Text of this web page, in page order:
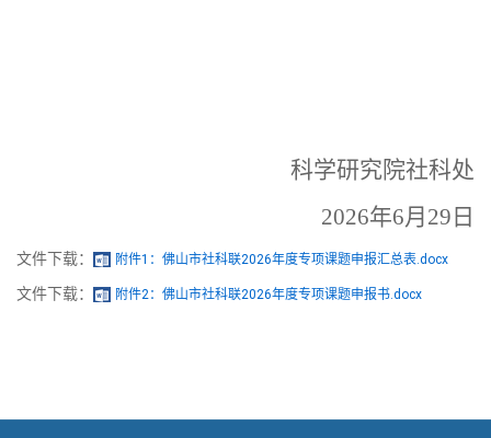
科学研究院社科处
2026年6月29日
文件下载： 附件1：佛山市社科联2026年度专项课题申报汇总表.docx
文件下载： 附件2：佛山市社科联2026年度专项课题申报书.docx